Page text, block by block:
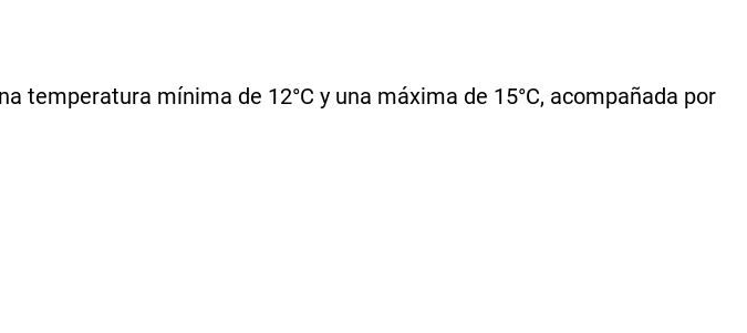
temperatura mínima de 12°C y una máxima de 15°C, acompañada por